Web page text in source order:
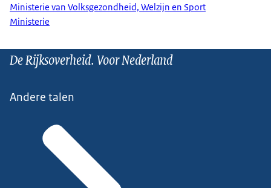
Ministerie van Volksgezondheid, Welzijn en Sport
Ministerie
De Rijksoverheid. Voor Nederland
Andere talen